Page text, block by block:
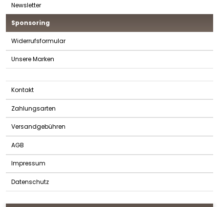
Newsletter
Sponsoring
Widerrufsformular
Unsere Marken
Kontakt
Zahlungsarten
Versandgebühren
AGB
Impressum
Datenschutz